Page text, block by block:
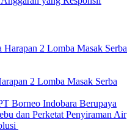
2 Lomba Masak Serba